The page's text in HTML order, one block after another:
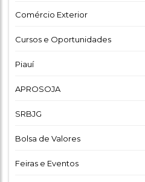
Comércio Exterior
Cursos e Oportunidades
Piauí
APROSOJA
SRBJG
Bolsa de Valores
Feiras e Eventos